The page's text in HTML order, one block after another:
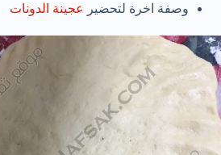
وصفة اخرة لتحضير عجينة الدونات